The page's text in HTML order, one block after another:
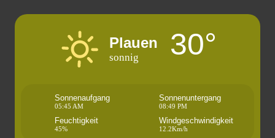
Plauen
sonnig 30°
Sonnenaufgang
05:45 AM
Sonnenuntergang
08:49 PM
Feuchtigkeit
45%
Windgeschwindigkeit
12.2Km/h